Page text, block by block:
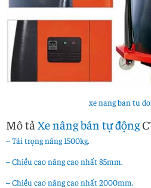
xe nang ban tu
Mô tả Xe nâng bán tự động
– Tải trọng nâng 1500kg.
– Chiều cao nâng cao nhất 85mm.
– Chiều cao nâng cao nhất 2000mm.